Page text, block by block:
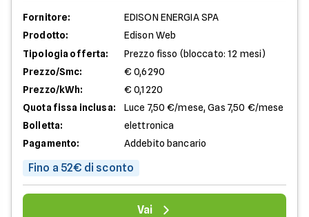
Fornitore:
EDISON ENERGIA SPA
Prodotto:
Edison Web
Tipologia offerta:
Prezzo fisso (bloccato: 12 mesi)
Prezzo/Smc:
€ 0,6290
Prezzo/kWh:
€ 0,1220
Quota fissa inclusa:
Luce 7,50 €/mese, Gas 7,50 €/mese
Bolletta:
elettronica
Pagamento:
Addebito bancario
Fino a 52€ di sconto
Vai